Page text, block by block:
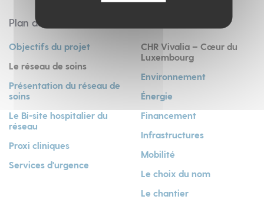
Plan du site
Objectifs du projet
Le réseau de soins
Présentation du réseau de
soins
Le Bi-site hospitalier du
réseau
Proxi cliniques
Services d'urgence
CHR Vivalia – Cœur du
Luxembourg
Environnement
Énergie
Financement
Infrastructures
Mobilité
Le choix du nom
Le chantier